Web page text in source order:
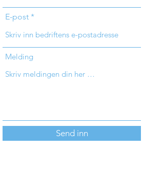
E-post
Melding
Send inn